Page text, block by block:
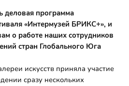
деловая программа
«Интермузей БРИКС+», и
о работе наших сотрудников
стран Глобального Юга
искусств приняла участие
сразу нескольких